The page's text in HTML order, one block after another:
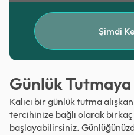
Şimdi
Günlük Tutmaya
Kalıcı bir günlük tutma
tercihinize bağlı olarak
başlayabilirsiniz.